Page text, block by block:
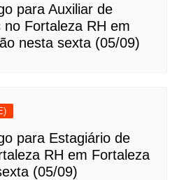
para Auxiliar de
Fortaleza RH em
nesta sexta (05/09)
para Estagiário de
RH em Fortaleza
(05/09)